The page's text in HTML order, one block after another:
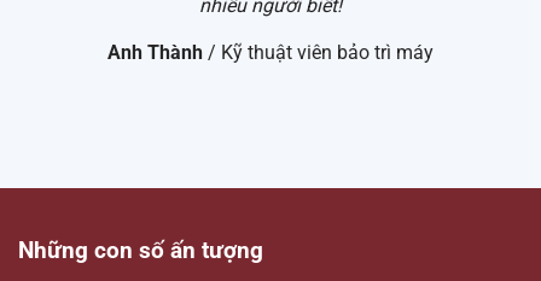
nhiều người biết!
Anh Thành / Kỹ thuật viên bảo trì máy
Những con số ấn tượng